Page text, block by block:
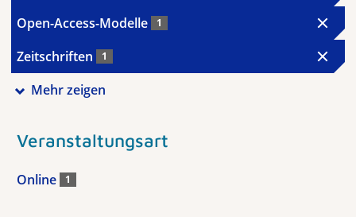
Open-Access-Modelle 1
Zeitschriften 1
Mehr zeigen
Veranstaltungsart
Online 1